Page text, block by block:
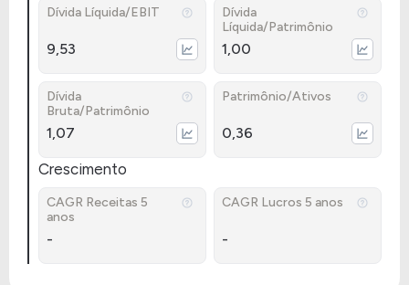
Dívida Líquida/EBIT
9,53
Dívida
Líquida/Patrimônio
1,00
Dívida
Bruta/Patrimônio
1,07
Patrimônio/Ativos
0,36
Crescimento
CAGR Receitas 5
anos
-
CAGR Lucros 5 anos
-